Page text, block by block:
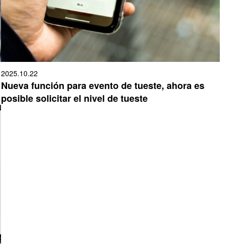
2025.10.22
Nueva función para evento de tueste, ahora es
posible solicitar el nivel de tueste